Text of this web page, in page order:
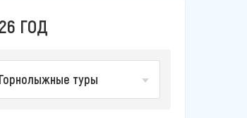
ГОД
Горнолыжные туры